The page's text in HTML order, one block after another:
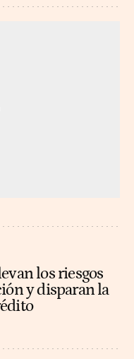
los riesgos
y disparan la